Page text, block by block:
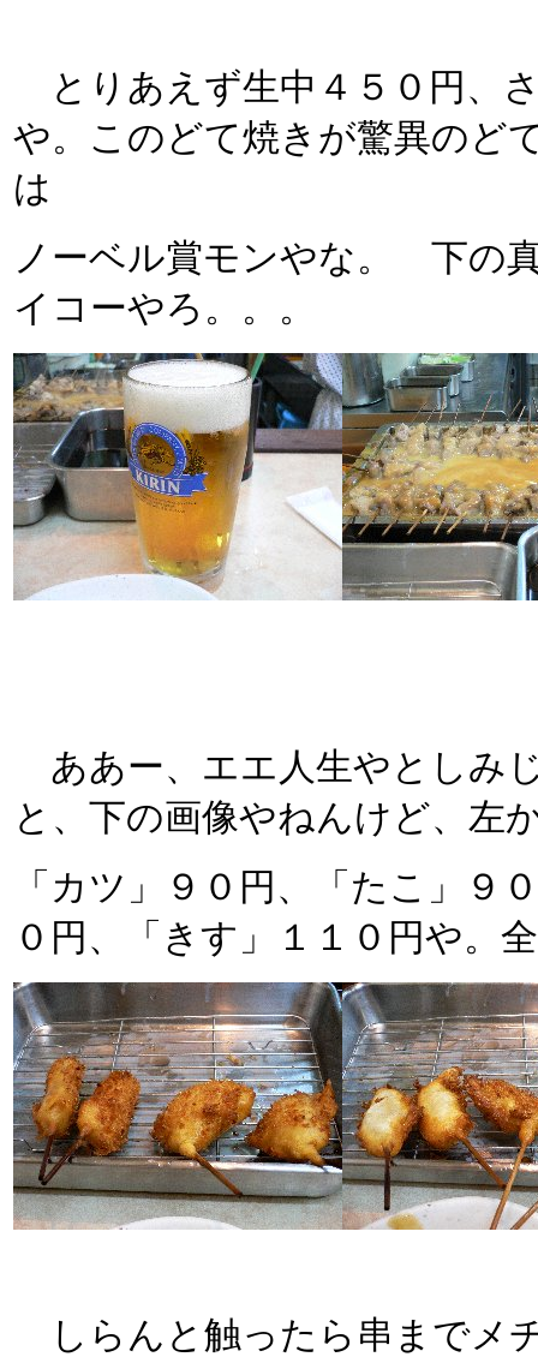
とりあえず生中４５０円、
や。このどて焼きが驚異のど
は
ノーベル賞モンやな。 下の
イコーやろ。。。
ああー、エエ人生やとしみ
と、下の画像やねんけど、左
「カツ」９０円、「たこ」９
０円、「きす」１１０円や。
しらんと触ったら串までメ